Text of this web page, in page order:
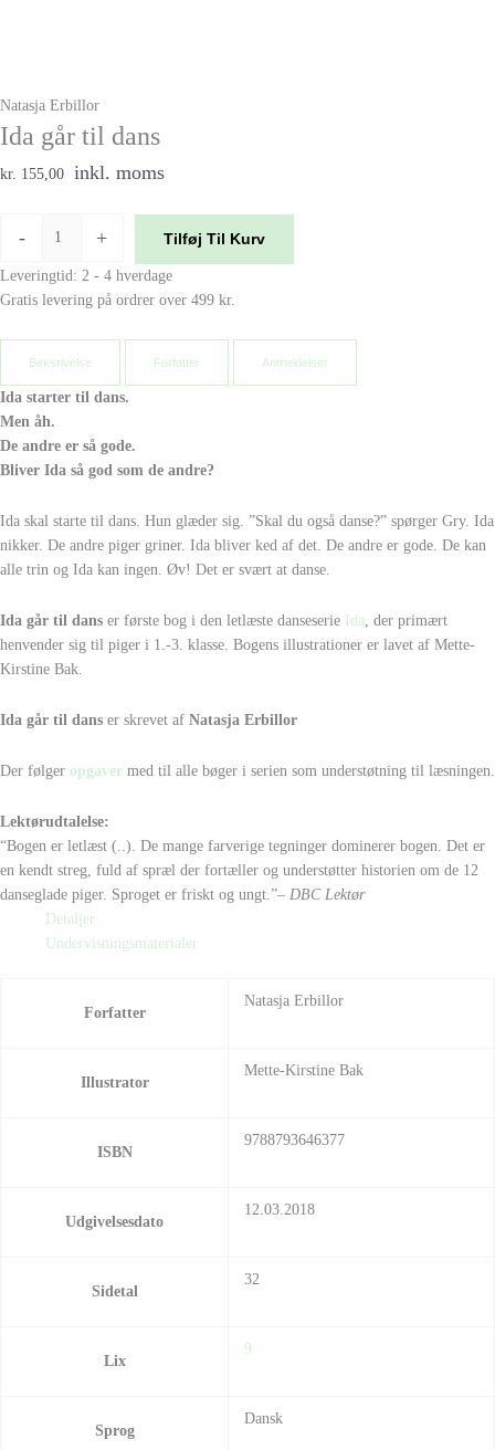
Natasja Erbillor
Ida går til dans
kr. 155,00 inkl. moms
- + Tilføj Til Kurv
Leveringtid: 2 - 4 hverdage
Gratis levering på ordrer over 499 kr.
Beksrivelse Forfatter Anmeldelser
Ida starter til dans.
Men åh.
De andre er så gode.
Bliver Ida så god som de andre?
Ida skal starte til dans. Hun glæder sig. ”Skal du også danse?” spørger Gry. Ida
nikker. De andre piger griner. Ida bliver ked af det. De andre er gode. De kan
alle trin og Ida kan ingen. Øv! Det er svært at danse.
Ida går til dans er første bog i den letlæste danseserie Ida , der primært
henvender sig til piger i 1.-3. klasse. Bogens illustrationer er lavet af Mette-
Kirstine Bak.
Ida går til dans er skrevet af Natasja Erbillor
Der følger opgaver med til alle bøger i serien som understøtning til læsningen.
Lektørudtalelse:
“Bogen er letlæst (..). De mange farverige tegninger dominerer bogen. Det er
en kendt streg, fuld af spræl der fortæller og understøtter historien om de 12
danseglade piger. Sproget er friskt og ungt.”– DBC Lektør
Detaljer
Undervisningsmaterialer
Forfatter
Natasja Erbillor
Illustrator
Mette-Kirstine Bak
ISBN
9788793646377
Udgivelsesdato
12.03.2018
Sidetal
32
Lix
9
Sprog
Dansk